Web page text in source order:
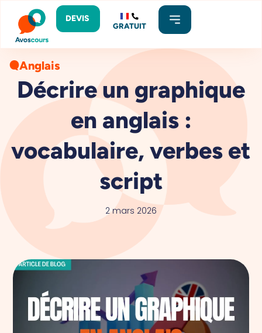
DEVIS
GRATUIT
Anglais
Décrire un graphique
en anglais :
vocabulaire, verbes et
script
2 mars 2026